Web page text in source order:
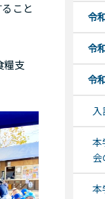
こと
糧支
令
令
令
入
本
会
本